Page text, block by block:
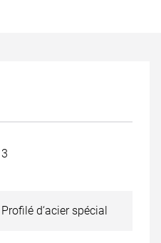
3
Profilé d‘acier spécial